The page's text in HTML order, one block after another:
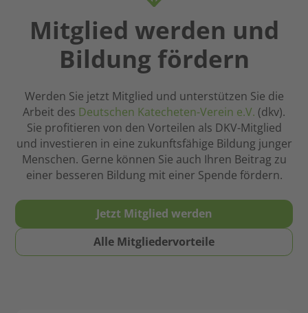
in
Gestalt
engagierter
und
Frauen
und
Männer
begegnet.
Meine
Empfehlung
Student*innen
angehenden
rational
zu
beantworten
Hier
kann
der
Glaube
eine
wichtige
sein.
Deshalb
ist
religiöse
Mitglied werden und
Bildung fördern
Werden Sie jetzt Mitglied und unterstützen Sie die
Arbeit des Deutschen Katecheten-Verein e.V. (dkv).
Sie profitieren von den Vorteilen als DKV-Mitglied
und investieren in eine zukunftsfähige Bildung junger
Menschen. Gerne können Sie auch Ihren Beitrag zu
einer besseren Bildung mit einer Spende fördern.
Jetzt Mitglied werden
Alle Mitgliedervorteile